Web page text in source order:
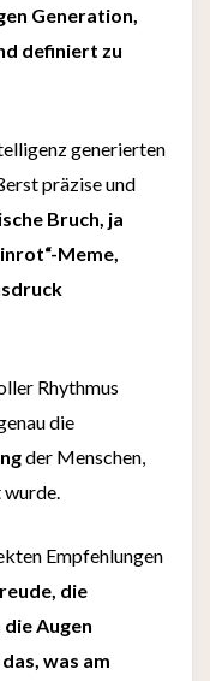
Generation,
definiert zu
generierten
präzise und
Bruch, ja
Meme,
Rhythmus
die
der Menschen,
Empfehlungen
die
Augen
was am